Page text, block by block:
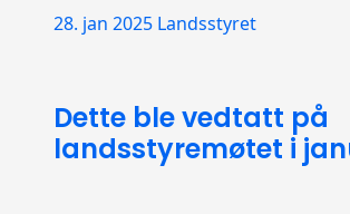
28. jan 2025 Landsstyret
Dette ble vedtatt på
landsstyremøtet i